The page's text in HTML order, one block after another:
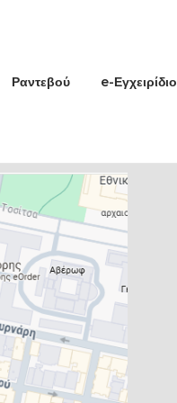
Ραντεβού e-Εγχειρίδιο